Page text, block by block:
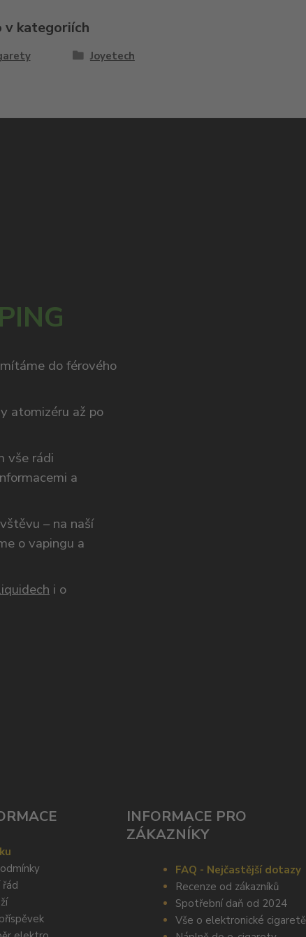
v kategoriích
Joyetech
do férového
atomizéru až po
vše rádi
a
– na naší
o vapingu a
i o
řád
INFORMACE PRO
ZÁKAZNÍKY
FAQ - Nejčastější dotazy
Recenze od zákazníků
Spotřební daň od 2024
Vše o elektronické cigaretě